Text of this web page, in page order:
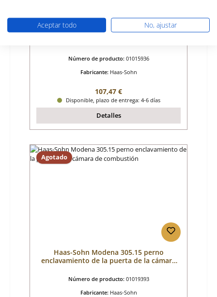
Haas-Sohn Modena 305.15 junta de la
Número de producto: 01015936
Fabricante: Haas-Sohn
Precio normal:
107,47 €
Disponible, plazo de entrega: 4-6 días
Detalles
Agotado
Haas-Sohn Modena 305.15 perno
enclavamiento de la puerta de la cámara
Número de producto: 01019393
Fabricante: Haas-Sohn
Aceptar todo No, ajustar